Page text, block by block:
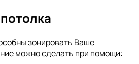
зонировать Ваше
можно сделать при помощи: